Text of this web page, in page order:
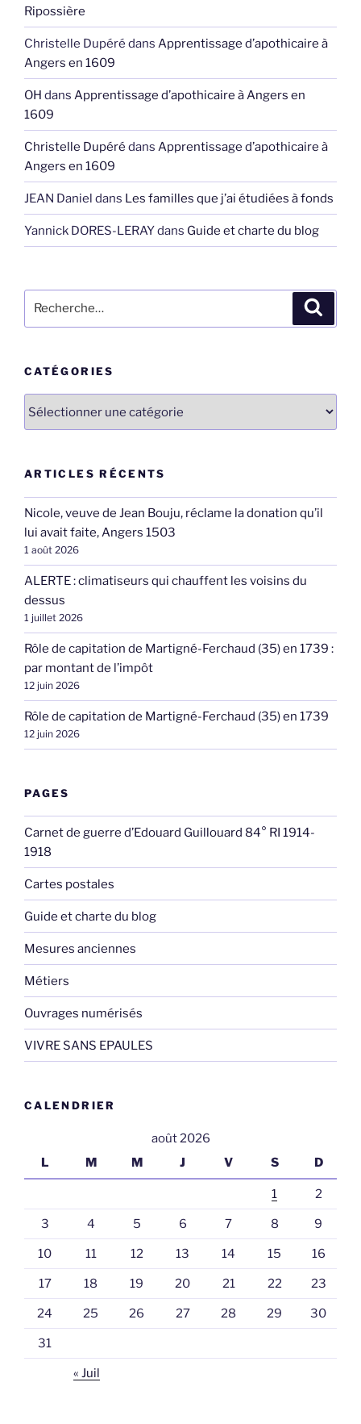
Ripossière
Christelle Dupéré dans Apprentissage d’apothicaire à
Angers en 1609
OH dans Apprentissage d’apothicaire à Angers en
1609
Christelle Dupéré dans Apprentissage d’apothicaire à
Angers en 1609
JEAN Daniel dans Les familles que j’ai étudiées à fonds
Yannick DORES-LERAYdans Guide et charte du blog
pour
CATÉGORIES
ARTICLES RÉCENTS
Nicole, veuve de Jean Bouju, réclame la donation qu’il
lui avait faite, Angers 1503
1 août 2026
ALERTE : climatiseurs qui chauffent les voisins du
dessus
1 juillet 2026
Rôle de capitation de Martigné-Ferchaud (35) en 1739 :
par montant de l’impôt
12 juin 2026
Rôle de capitation de Martigné-Ferchaud (35) en 1739
12 juin 2026
PAGES
Carnet de guerre d’Edouard Guillouard 84° RI 1914-
1918
Cartes postales
Guide et charte du blog
Mesures anciennes
Métiers
Ouvrages numérisés
VIVRE SANS EPAULES
CALENDRIER
août 2026
L
M M J V S D
1 2
3 4 5 6 7 8 9
10 11 12 13 14 15 16
17 18 19 20 21 22 23
24 25 26 27 28 29 30
31
« Juil